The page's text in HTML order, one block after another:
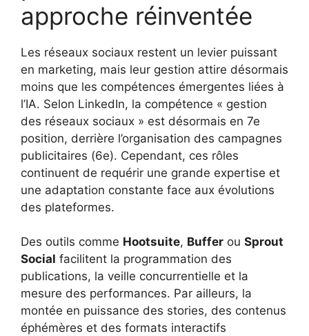
approche réinventée
Les réseaux sociaux restent un levier puissant
en marketing, mais leur gestion attire désormais
moins que les compétences émergentes liées à
l’IA. Selon LinkedIn, la compétence « gestion
des réseaux sociaux » est désormais en 7e
position, derrière l’organisation des campagnes
publicitaires (6e). Cependant, ces rôles
continuent de requérir une grande expertise et
une adaptation constante face aux évolutions
des plateformes.
Des outils comme Hootsuite, Buffer ou Sprout
Social facilitent la programmation des
publications, la veille concurrentielle et la
mesure des performances. Par ailleurs, la
montée en puissance des stories, des contenus
éphémères et des formats interactifs